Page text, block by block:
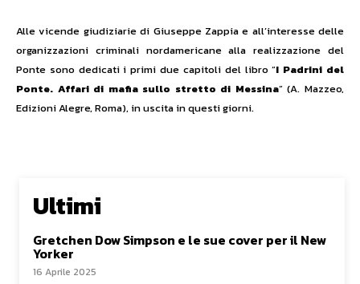
Alle vicende giudiziarie di Giuseppe Zappia e all’interesse delle
organizzazioni criminali nordamericane alla realizzazione del
Ponte sono dedicati i primi due capitoli del libro “I Padrini del
Ponte. Affari di mafia sullo stretto di Messina” (A. Mazzeo,
Edizioni Alegre, Roma), in uscita in questi giorni.
Ultimi
Gretchen Dow Simpson e le sue cover per il New
Yorker
16 Aprile 2025